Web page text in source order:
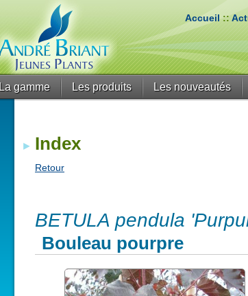
Accueil::
La gamme Les produits Les nouveautés
Index
Retour
BETULA pendula
Bouleau pourpre